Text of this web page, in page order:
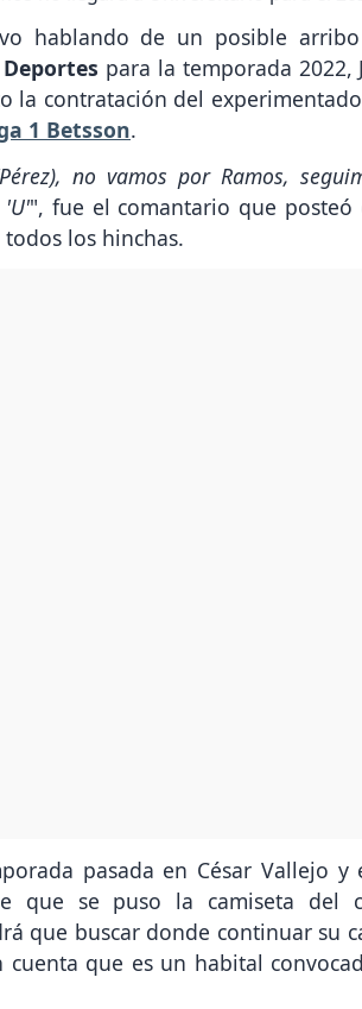
hablando de un posible
para la temporada 2022,
la contratación del
1 Betsson.
no vamos por Ramos,
'U'", fue el comantario que posteó
los hinchas.
pasada en César Vallejo
que se puso la camiseta del
que buscar donde continuar su
que es un habital